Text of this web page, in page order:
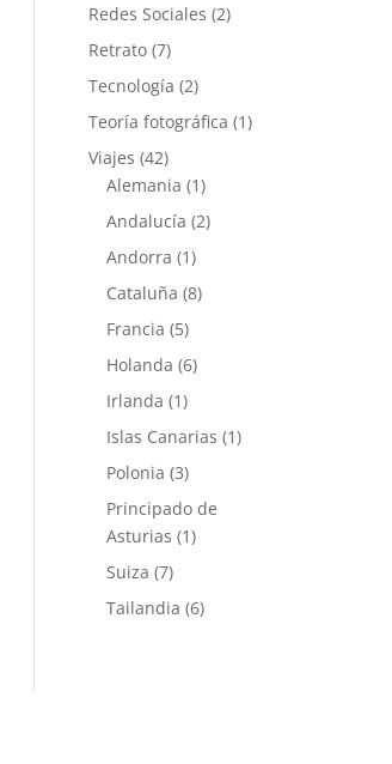
Redes Sociales (2)
Retrato (7)
Tecnología (2)
Teoría fotográfica (1)
Viajes (42)
Alemania (1)
Andalucía (2)
Andorra (1)
Cataluña (8)
Francia (5)
Holanda (6)
Irlanda (1)
Islas Canarias (1)
Polonia (3)
Principado de
Asturias (1)
Suiza (7)
Tailandia (6)